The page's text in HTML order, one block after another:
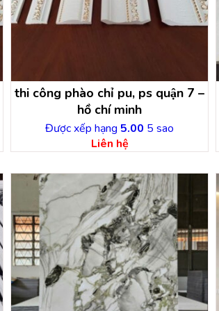
thi công phào chỉ pu, ps quận 7 –
hồ chí minh
Được xếp hạng 5.00 5 sao
Liên hệ